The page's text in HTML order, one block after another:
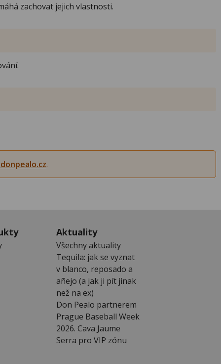
zachovat jejich vlastnosti.
.
Aktuality
Všechny aktuality
Tequila: jak se vyznat
v blanco, reposado a
añejo (a jak ji pít jinak
než na ex)
Don Pealo partnerem
Prague Baseball Week
2026. Cava Jaume
Serra pro VIP zónu